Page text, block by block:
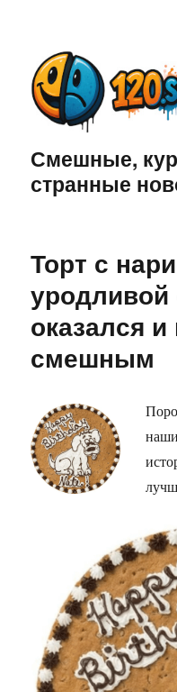
Смешные,
странные
Торт с
уродливой
оказался
смешным